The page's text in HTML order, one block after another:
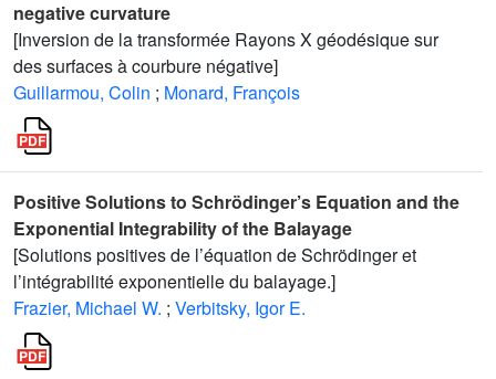
negative curvature
[Inversion de la transformée Rayons X géodésique sur
des surfaces à courbure négative]
Guillarmou, Colin ; Monard, François
Positive Solutions to Schrödinger’s Equation and the
Exponential Integrability of the Balayage
[Solutions positives de l’équation de Schrödinger et
l’intégrabilité exponentielle du balayage.]
Frazier, Michael W. ; Verbitsky, Igor E.